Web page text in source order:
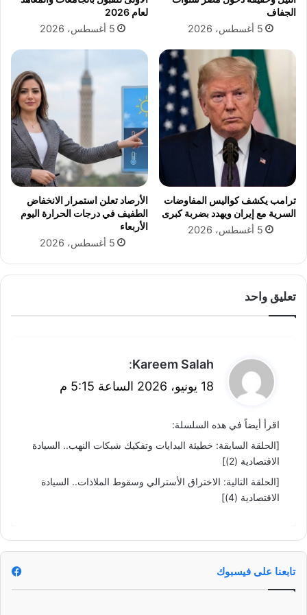
ي
د
أ
ل
ا
ظ
م
أ
ا
م
ع
ا
م
الجفاف
5 أغسطس، 2026
لعام 2026
5 أغسطس، 2026
ترامب يكشف كواليس المفاوضات
السرية مع إيران ويهدد بضربة كبرى
5 أغسطس، 2026
الأرصاد تعلن استمرار الانخفاض
الطفيف في درجات الحرارة اليوم
الأربعاء
5 أغسطس، 2026
تعليق واحد
ي
ق
ل
Kareem Salah
:
18 يونيو، 2026 الساعة 5:15 م
اقرأ أيضاً في هذه السلسلة:
[الحلقة السابقة: خطيئة البدايات وتفكيك شبكات النهب.. السيادة
الاقتصادية (2)]
[الحلقة التالية: الاختراق الأسترالي وسقوط الملاذات.. السيادة
الاقتصادية (4)]
تابعنا على فيسبوك